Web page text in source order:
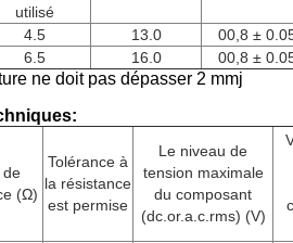
utilisé
4.5 13.0 00,8 ±
6.5 16.0 00,8 ±
ne doit pas dépasser 2 mmj
de
(Ω)
Tolérance à
la résistance
est permise
Le niveau de
tension maximale
du composant
(dc.or.a.c.rms) (V)